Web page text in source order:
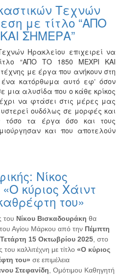
Τεχνών
με τίτλο “ΑΠΟ
ΣΗΜΕΡΑ”
Ηρακλείου επιχειρεί να
“ΑΠΟ ΤΟ 1850 ΜΕΧΡΙ ΚΑΙ
με έργα που ανήκουν στη
κατόρθωμα αυτό εφʼ όσον
μια αλυσίδα που ο κάθε κρίκος
να φτάσει στις μέρες μας
ουδόλως σε μορφές και
τόσο τα έργα όσο και τους
και που αποτελούν
Νίκος
κύριος Χάιντ
του»
του Νίκου Βισκαδουράκη θα
του Αγίου Μάρκου από την Πέμπτη
Τετάρτη 15 Οκτωβρίου 2025 , στο
καλλιτέχνη με τίτλο «Ο κύριος
του» σε επιμέλεια
Στεφανίδη , Ομότιμου Καθηγητή